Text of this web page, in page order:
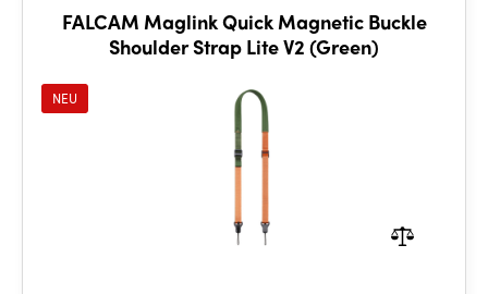
FALCAM Maglink Quick Magnetic Buckle
Shoulder Strap Lite V2 (Green)
NEU